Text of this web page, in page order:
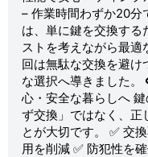
– 作業時間わずか20分
は、単に鍵を交換する
ストを考えながら最
回は無駄な交換を避け
な選択へ導きました
心・安全な暮らしへ
ず交換」ではなく、正
とが大切です。 ✅ 交
用を削減 ✅ 防犯性を